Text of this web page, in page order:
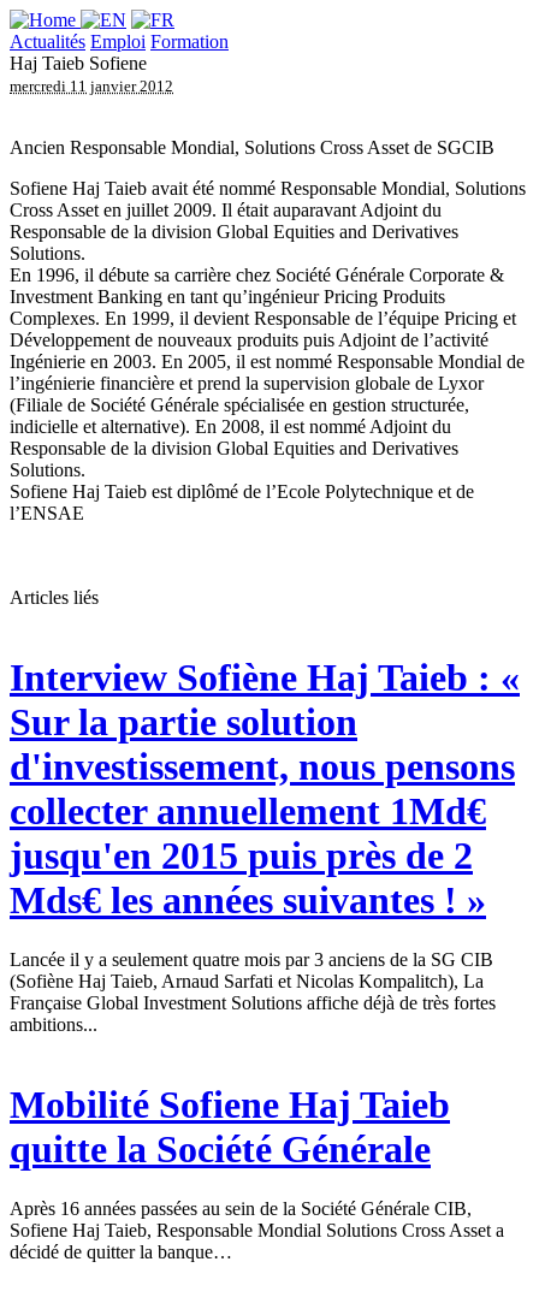
Actualités Emploi Formation
Haj Taieb Sofiene
mercredi 11 janvier 2012
Ancien Responsable Mondial, Solutions Cross Asset de SGCIB
Sofiene Haj Taieb avait été nommé Responsable Mondial, Solutions
Cross Asset en juillet 2009. Il était auparavant Adjoint du
Responsable de la division Global Equities and Derivatives
Solutions.
En 1996, il débute sa carrière chez Société Générale Corporate &
Investment Banking en tant qu’ingénieur Pricing Produits
Complexes. En 1999, il devient Responsable de l’équipe Pricing et
Développement de nouveaux produits puis Adjoint de l’activité
Ingénierie en 2003. En 2005, il est nommé Responsable Mondial de
l’ingénierie financière et prend la supervision globale de Lyxor
(Filiale de Société Générale spécialisée en gestion structurée,
indicielle et alternative). En 2008, il est nommé Adjoint du
Responsable de la division Global Equities and Derivatives
Solutions.
Sofiene Haj Taieb est diplômé de l’Ecole Polytechnique et de
l’ENSAE
Articles liés
Interview Sofiène Haj Taieb : «
Sur la partie solution
d'investissement, nous pensons
collecter annuellement 1Md€
jusqu'en 2015 puis près de 2
Mds€ les années suivantes ! »
Lancée il y a seulement quatre mois par 3 anciens de la SG CIB
(Sofiène Haj Taieb, Arnaud Sarfati et Nicolas Kompalitch), La
Française Global Investment Solutions affiche déjà de très fortes
ambitions...
Mobilité Sofiene Haj Taieb
quitte la Société Générale
Après 16 années passées au sein de la Société Générale CIB,
Sofiene Haj Taieb, Responsable Mondial Solutions Cross Asset a
décidé de quitter la banque…